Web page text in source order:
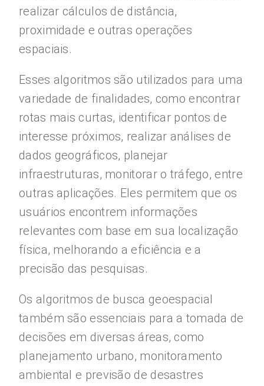
realizar cálculos de distância,
proximidade e outras operações
espaciais.
Esses algoritmos são utilizados para uma
variedade de finalidades, como encontrar
rotas mais curtas, identificar pontos de
interesse próximos, realizar análises de
dados geográficos, planejar
infraestruturas, monitorar o tráfego, entre
outras aplicações. Eles permitem que os
usuários encontrem informações
relevantes com base em sua localização
física, melhorando a eficiência e a
precisão das pesquisas.
Os algoritmos de busca geoespacial
também são essenciais para a tomada de
decisões em diversas áreas, como
planejamento urbano, monitoramento
ambiental e previsão de desastres